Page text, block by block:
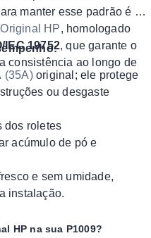
manter esse padrão é o
HP, homologado
IEC 19752, que garante o
consistência ao longo de
(35A)original; ele protege
ou desgaste
dos roletes
acúmulo de pó e
e sem umidade,
instalação.
HP na sua P1009?